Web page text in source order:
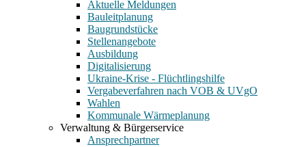
Aktuelle Meldungen
Bauleitplanung
Baugrundstücke
Stellenangebote
Ausbildung
Digitalisierung
Ukraine-Krise - Flüchtlingshilfe
Vergabeverfahren nach VOB & UVgO
Wahlen
Kommunale Wärmeplanung
Verwaltung & Bürgerservice
Ansprechpartner